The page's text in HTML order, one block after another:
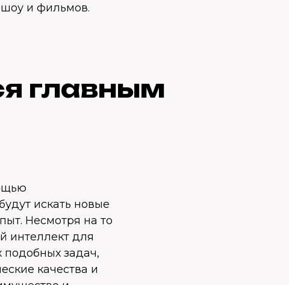
и фильмов.
главным
искать новые
Несмотря на то
интеллект для
подобных задач,
качества и